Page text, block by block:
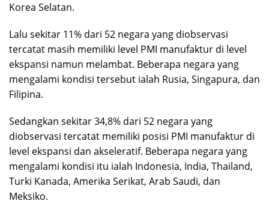
Korea Selatan.
Lalu sekitar 11% dari 52 negara yang diobservasi
tercatat masih memiliki level PMI manufaktur di level
ekspansi namun melambat. Beberapa negara yang
mengalami kondisi tersebut ialah Rusia, Singapura, dan
Filipina.
Sedangkan sekitar 34,8% dari 52 negara yang
diobservasi tercatat memiliki posisi PMI manufaktur di
level ekspansi dan akseleratif. Beberapa negara yang
mengalami kondisi itu ialah Indonesia, India, Thailand,
Turki Kanada, Amerika Serikat, Arab Saudi, dan
Meksiko.